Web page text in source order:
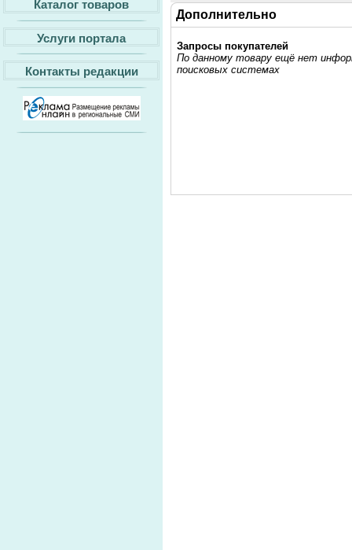
Каталог товаров
Услуги портала
Контакты редакции
Дополнительно
Запросы покупателей
По данному товару ещё нет
поисковых системах